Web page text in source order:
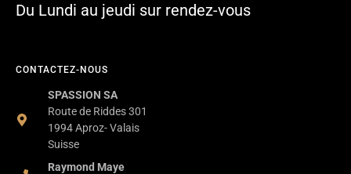
CONTACTEZ-NOUS
SPASSION SA
Route de Riddes 301
1994 Aproz- Valais
Suisse
Raymond Maye
Du Lundi au jeudi sur rendez-vous